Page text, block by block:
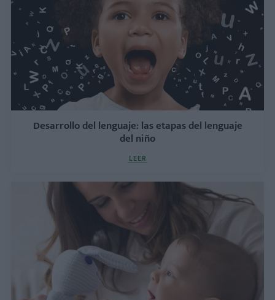
Desarrollo del lenguaje: las etapas del lenguaje
del niño
LEER